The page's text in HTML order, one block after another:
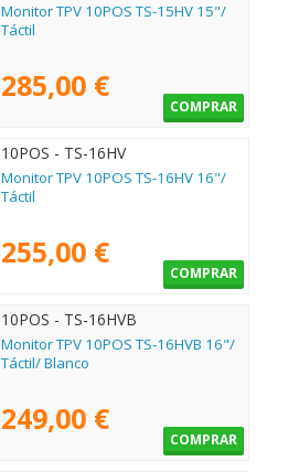
Monitor TPV 10POS TS-15HV 15"/
Táctil
285,00 €
COMPRAR
10POS - TS-16HV
Monitor TPV 10POS TS-16HV 16"/
Táctil
255,00 €
COMPRAR
10POS - TS-16HVB
Monitor TPV 10POS TS-16HVB 16"/
Táctil/ Blanco
249,00 €
COMPRAR